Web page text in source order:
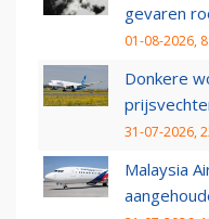
gevaren
01-08-2026,
Donkere
31-07-2026,
Malaysia